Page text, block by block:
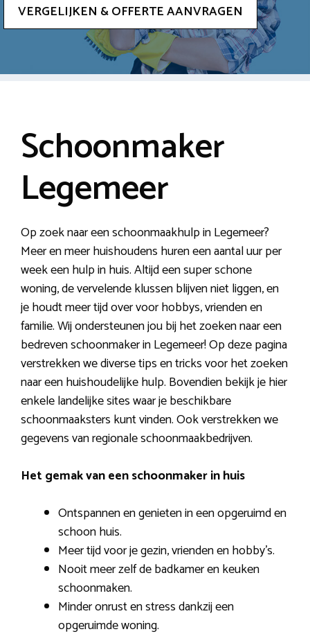
VERGELIJKEN & OFFERTE AANVRAGEN
Schoonmaker
Legemeer
Op zoek naar een schoonmaakhulp in Legemeer?
Meer en meer huishoudens huren een aantal uur per
week een hulp in huis. Altijd een super schone
woning, de vervelende klussen blijven niet liggen, en
je houdt meer tijd over voor hobbys, vrienden en
familie. Wij ondersteunen jou bij het zoeken naar een
bedreven schoonmaker in Legemeer! Op deze pagina
verstrekken we diverse tips en tricks voor het zoeken
naar een huishoudelijke hulp. Bovendien bekijk je hier
enkele landelijke sites waar je beschikbare
schoonmaaksters kunt vinden. Ook verstrekken we
gegevens van regionale schoonmaakbedrijven.
Het gemak van een schoonmaker in huis
Ontspannen en genieten in een opgeruimd en
schoon huis.
Meer tijd voor je gezin, vrienden en hobby’s.
Nooit meer zelf de badkamer en keuken
schoonmaken.
Minder onrust en stress dankzij een
opgeruimde woning.